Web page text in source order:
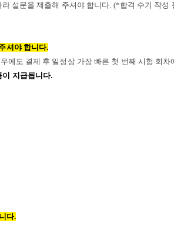
설문을 제출해 주셔야 합니다. (*합격 수기 작성
셔야 합니다.
에도 결제 후 일정상 가장 빠른 첫 번째 시험 회
이 지급됩니다.
다.